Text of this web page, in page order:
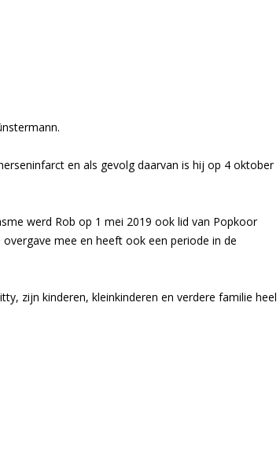
(1994)
en druk jaar (2009-2010)
(2011-2012)
(2015-2016)
en als gevolg daarvan is hij op 4 oktober
werd Rob op 1 mei 2019 ook lid van Popkoor
mee en heeft ook een periode in de
zijn kinderen, kleinkinderen en verdere familie heel